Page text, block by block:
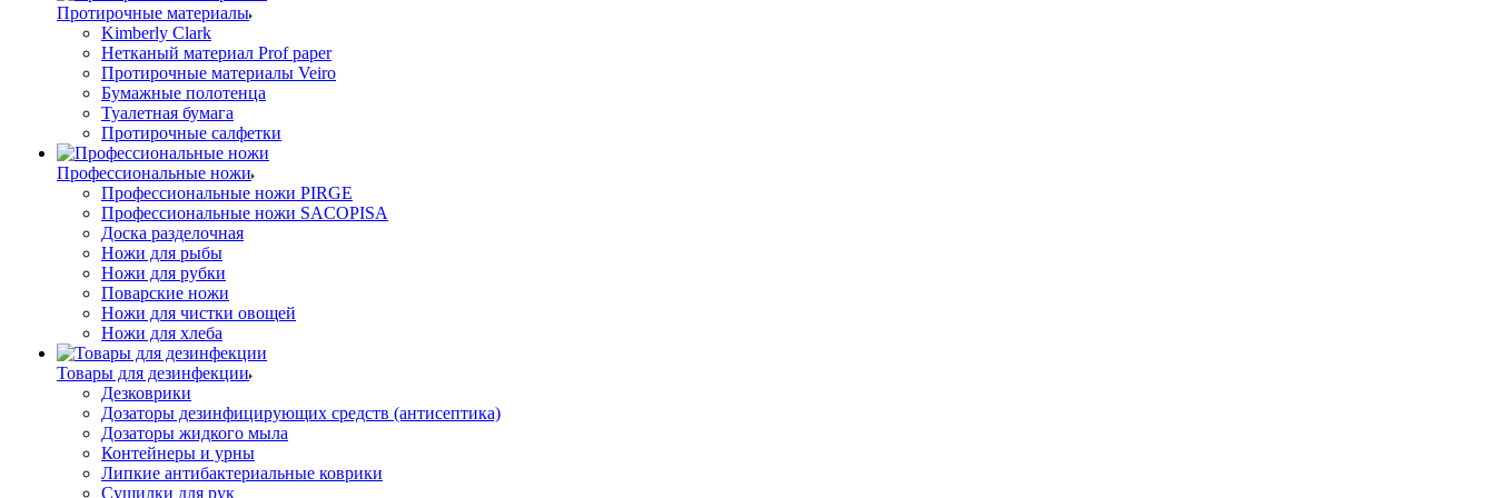
Протирочные материалы
Kimberly Clark
Нетканый материал Prof paper
Протирочные материалы Veiro
Бумажные полотенца
Туалетная бумага
Протирочные салфетки
Профессиональные ножи
Профессиональные ножи PIRGE
Профессиональные ножи SACOPISA
Доска разделочная
Ножи для рыбы
Ножи для рубки
Поварские ножи
Ножи для чистки овощей
Ножи для хлеба
Товары для дезинфекции
Дезковрики
Дозаторы дезинфицирующих средств (антисептика)
Дозаторы жидкого мыла
Контейнеры и урны
Липкие антибактериальные коврики
Сушилки для рук